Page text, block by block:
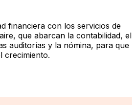
financiera con los servicios de
que abarcan la contabilidad, el
auditorías y la nómina, para que
crecimiento.